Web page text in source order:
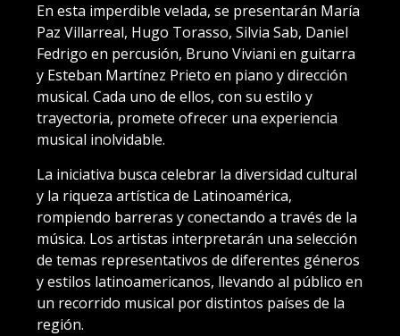
En esta imperdible velada, se presentarán María
Paz Villarreal, Hugo Torasso, Silvia Sab, Daniel
Fedrigo en percusión, Bruno Viviani en guitarra
y Esteban Martínez Prieto en piano y dirección
musical. Cada uno de ellos, con su estilo y
trayectoria, promete ofrecer una experiencia
musical inolvidable.
La iniciativa busca celebrar la diversidad cultural
y la riqueza artística de Latinoamérica,
rompiendo barreras y conectando a través de la
música. Los artistas interpretarán una selección
de temas representativos de diferentes géneros
y estilos latinoamericanos, llevando al público en
un recorrido musical por distintos países de la
región.